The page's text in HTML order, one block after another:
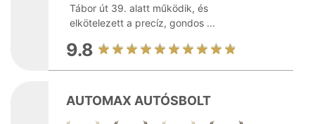
Tábor út 39. alatt működik, és
elkötelezett a precíz, gondos ...
9.8
AUTOMAX AUTÓSBOLT